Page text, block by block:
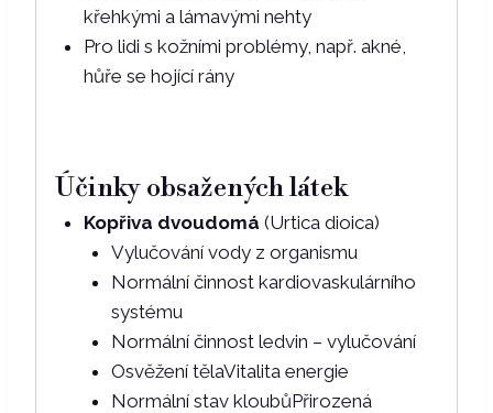
křehkými a lámavými nehty
Pro lidi s kožními problémy, např. akné,
hůře se hojící rány
Účinky obsažených látek
Kopřiva dvoudomá (Urtica dioica)
Vylučování vody z organismu
Normální činnost kardiovaskulárního
systému
Normální činnost ledvin – vylučování
Osvěžení tělaVitalita energie
Normální stav kloubůPřirozená